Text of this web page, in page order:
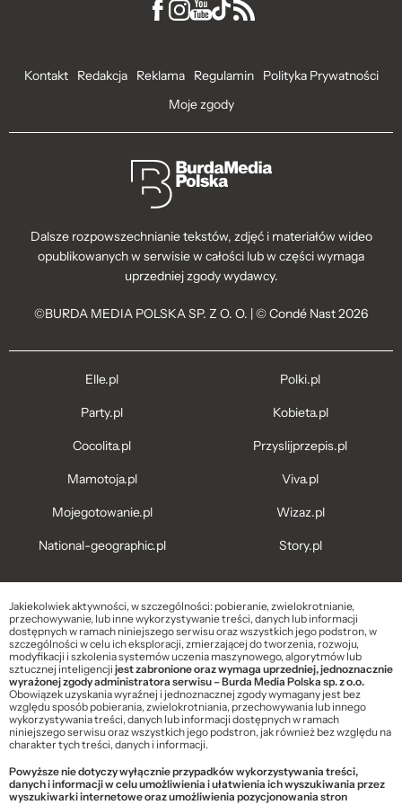
Kontakt Redakcja Reklama Regulamin
Polityka Prywatności
Moje zgody
Dalsze rozpowszechnianie tekstów, zdjęć i materiałów wideo
opublikowanych w serwisie w całości lub w części wymaga
uprzedniej zgody wydawcy.
©BURDA MEDIA POLSKA SP. Z O. O. | © Condé Nast 2026
Elle.pl
Party.pl
Cocolita.pl
Mamotoja.pl
Mojegotowanie.pl
National-geographic.pl
Polki.pl
Kobieta.pl
Przyslijprzepis.pl
Viva.pl
Wizaz.pl
Story.pl
Jakiekolwiek aktywności, w szczególności: pobieranie, zwielokrotnianie,
przechowywanie, lub inne wykorzystywanie treści, danych lub informacji
dostępnych w ramach niniejszego serwisu oraz wszystkich jego podstron, w
szczególności w celu ich eksploracji, zmierzającej do tworzenia, rozwoju,
modyfikacji i szkolenia systemów uczenia maszynowego, algorytmów lub
sztucznej inteligencjijest zabronione oraz wymaga uprzedniej, jednoznacznie
wyrażonej zgody administratora serwisu – Burda Media Polska sp. z o.o.
Obowiązek uzyskania wyraźnej i jednoznacznej zgody wymagany jest bez
względu sposób pobierania, zwielokrotniania, przechowywania lub innego
wykorzystywania treści, danych lub informacji dostępnych w ramach
niniejszego serwisu oraz wszystkich jego podstron, jak również bez względu na
charakter tych treści, danych i informacji.
Powyższe nie dotyczy wyłącznie przypadków wykorzystywania treści,
danych i informacji w celu umożliwienia i ułatwienia ich wyszukiwania przez
wyszukiwarki internetowe oraz umożliwienia pozycjonowania stron